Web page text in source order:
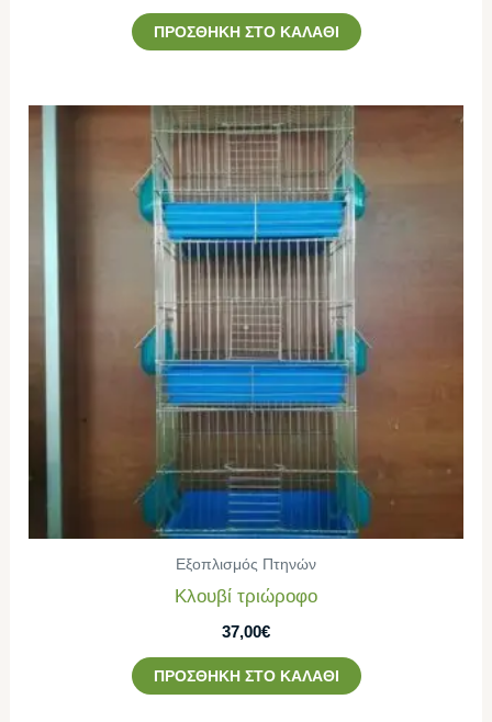
ΠΡΟΣΘΉΚΗ ΣΤΟ ΚΑΛΆΘΙ
Εξοπλισμός Πτηνών
Κλουβί τριώροφο
37,00€
ΠΡΟΣΘΉΚΗ ΣΤΟ ΚΑΛΆΘΙ